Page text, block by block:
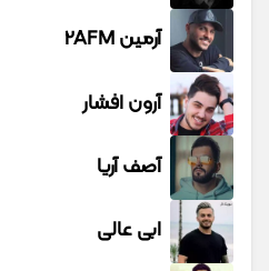
آرمین 2AFM
آرون افشار
آصف آریا
ابی عالی